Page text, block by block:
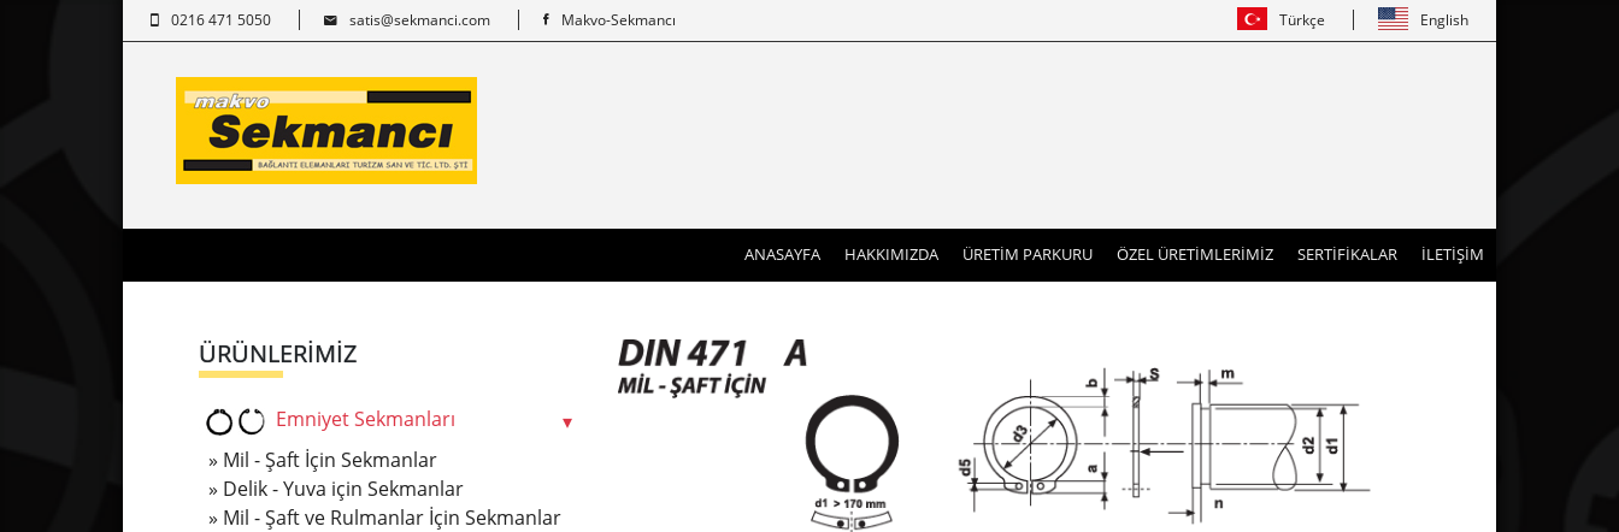
0216 471 5050 satis@sekmanci.com Makvo-Sekmancı Türkçe English
ANASAYFA(current)
HAKKIMIZDA ÜRETİM PARKURU ÖZEL ÜRETİMLERİMİZ SERTİFİKALAR İLETİŞİM
ÜRÜNLERİMİZ
Emniyet Sekmanları
Mil - Şaft İçin Sekmanlar
Delik - Yuva için Sekmanlar
Mil - Şaft ve Rulmanlar İçin Sekmanlar